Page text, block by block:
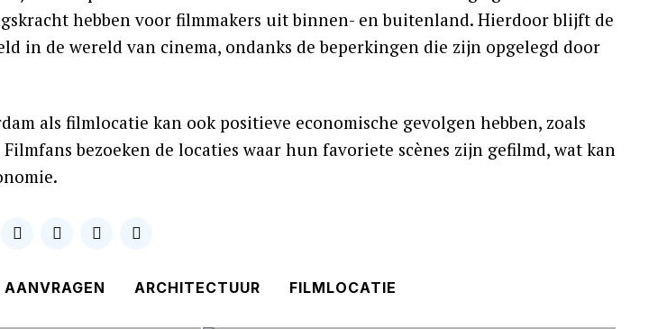
hebben voor filmmakers uit binnen- en buitenland. Hierdoor blijft de
in de wereld van cinema, ondanks de beperkingen die zijn opgelegd door
als filmlocatie kan ook positieve economische gevolgen hebben, zoals
bezoeken de locaties waar hun favoriete scènes zijn gefilmd, wat kan
AANVRAGEN ARCHITECTUUR FILMLOCATIE